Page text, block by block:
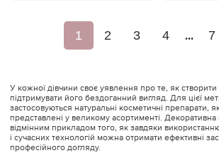
1 2 3 4 ... 7
У кожної дівчини своє уявлення про те, як створити
підтримувати його бездоганний вигляд. Для цієї
застосовуються натуральні косметичні препарати,
представлені у великому асортименті.
відмінним прикладом того, як завдяки
і сучасних технологій можна отримати ефективні
професійного догляду.